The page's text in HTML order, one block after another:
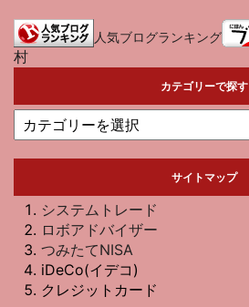
人気ブログランキング
村
カテゴリーで探す
サイトマップ
システムトレード
ロボアドバイザー
つみたてNISA
iDeCo(イデコ)
クレジットカード